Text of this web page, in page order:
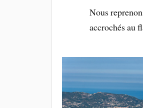
Nous
accrochés au